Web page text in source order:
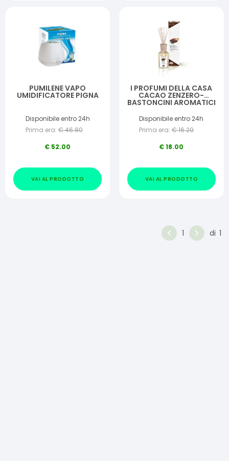
PUMILENE VAPO
UMIDIFICATORE PIGNA
Disponibile entro 24h
Prima era: €46.80
€ 52.00
VAI AL PRODOTTO
I PROFUMI DELLA CASA
CACAO ZENZERO-
BASTONCINI AROMATICI
Disponibile entro 24h
Prima era: €16.20
€18.00
VAI AL PRODOTTO
1 di 1